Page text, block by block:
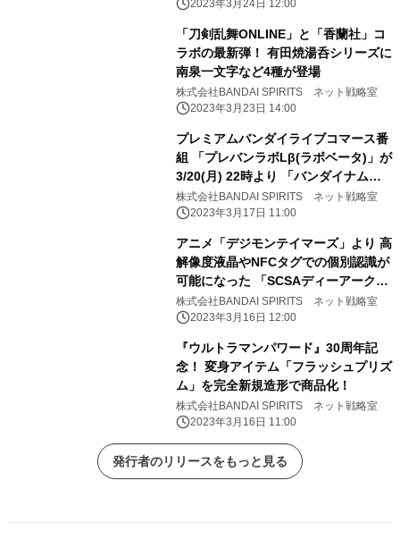
2023年3月24日 12:00
「刀剣乱舞ONLINE」と「香蘭社」コ
ラボの最新弾！ 有田焼湯呑シリーズに
南泉一文字など4種が登場
株式会社BANDAI SPIRITS ネット戦略室
2023年3月23日 14:00
プレミアムバンダイライブコマース番
組 「プレバンラボLβ(ラボベータ)」が
3/20(月) 22時より 「バンダイナムコ
Cross Store 東京」で配信決定 ゲス
トは宮下草薙・宮下兼史鷹(みやした
株式会社BANDAI SPIRITS ネット戦略室
2023年3月17日 11:00
アニメ「デジモンテイマーズ」より 高
解像度液晶やNFCタグでの個別認識が
可能になった 「SCSAディーアーク
ver.松田啓人ULTIMATE」が登場
株式会社BANDAI SPIRITS ネット戦略室
2023年3月16日 12:00
『ウルトラマンパワード』30周年記
念！ 変身アイテム「フラッシュプリズ
ム」を完全新規造形で商品化！
株式会社BANDAI SPIRITS ネット戦略室
2023年3月16日 11:00
発行者のリリースをもっと見る